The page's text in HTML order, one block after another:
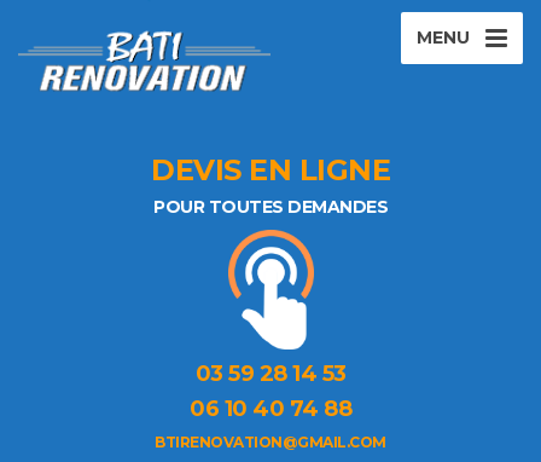
MENU
DEVIS EN LIGNE
POUR TOUTES DEMANDES
03 59 28 14 53
06 10 40 74 88
BTIRENOVATION@GMAIL.COM